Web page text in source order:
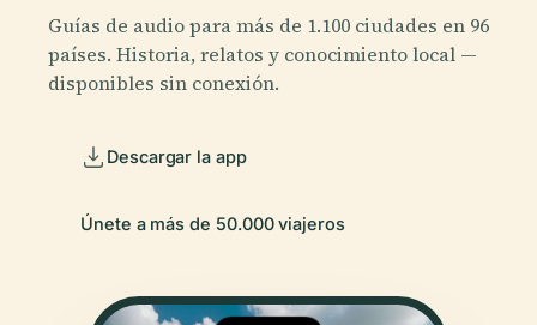
Guías de audio para más de 1.100 ciudades en 96
países. Historia, relatos y conocimiento local —
disponibles sin conexión.
Descargar la app
Únete a más de 50.000 viajeros